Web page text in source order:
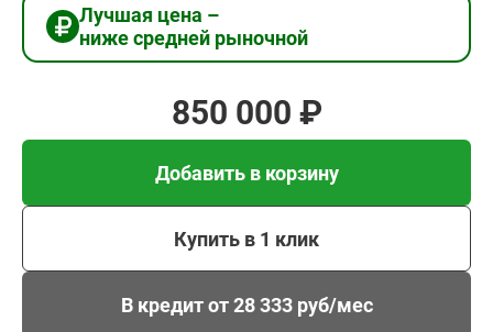
Лучшая цена –
ниже средней рыночной
850 000 ₽
Добавить в корзину
Купить в 1 клик
В кредит от 28 333 руб/мес
Купить в 1 клик
В кредит от 28 333 руб/